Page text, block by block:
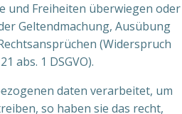
und Freiheiten überwiegen oder
Geltendmachung, Ausübung
(Widerspruch
abs. 1 DSGVO).
daten verarbeitet, um
so haben sie das recht,